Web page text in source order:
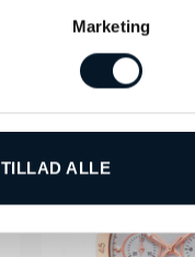
Marketing
TILLAD ALLE